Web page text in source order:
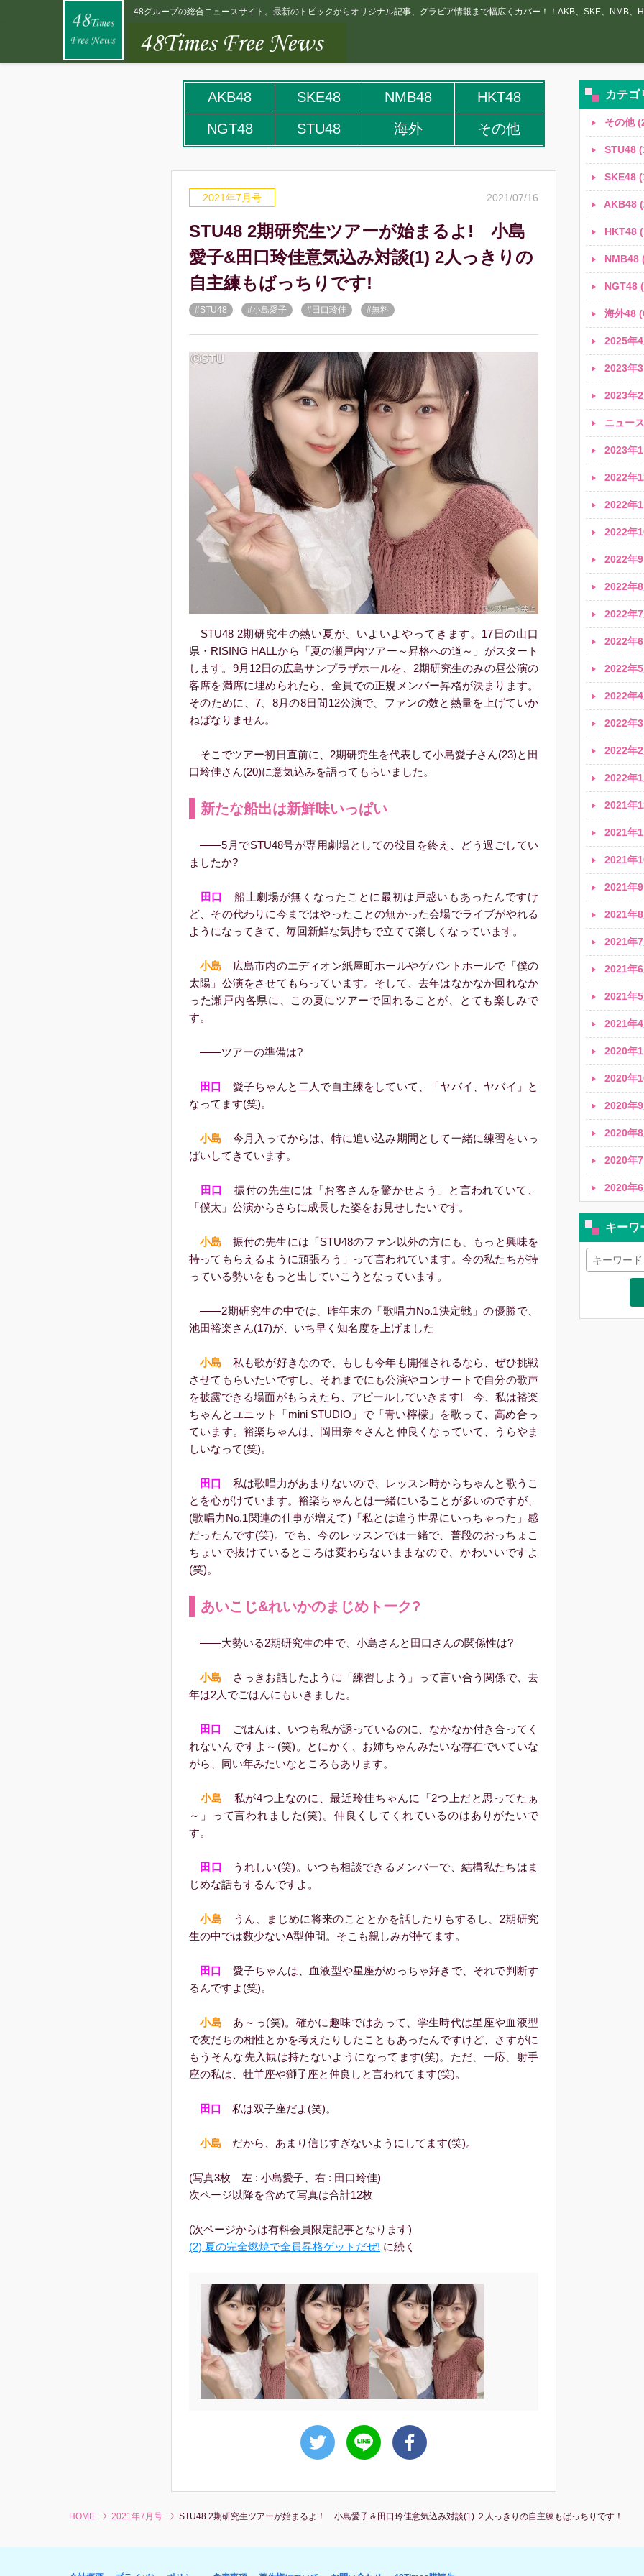
48グループの総合ニュースサイト。最新のトピックからオリジナル記事、グラビア情報まで幅広くカバー！！AKB、SKE、NMB、
AKB48 SKE48 NMB48
HKT48
NGT48
STU48 海外 その他
2021年7月号 2021/07/16
STU48 2期研究生ツアーが始まるよ! 小島
愛子&田口玲佳意気込み対談(1) 2人っきりの
自主練もばっちりです!
#STU48 #小島愛子 #田口玲佳 #無料
STU48 2期研究生の熱い夏が、いよいよやってきます。17日の山口
県・RISING HALLから「夏の瀬戸内ツアー～昇格への道～」がスタート
します。9月12日の広島サンプラザホールを、2期研究生のみの昼公演の
客席を満席に埋められたら、全員での正規メンバー昇格が決まります。
そのために、7、8月の8日間12公演で、ファンの数と熱量を上げていか
ねばなりません。
そこでツアー初日直前に、2期研究生を代表して小島愛子さん(23)と田
口玲佳さん(20)に意気込みを語ってもらいました。
新たな船出は新鮮味いっぱい
――5月でSTU48号が専用劇場としての役目を終え、どう過ごしてい
ましたか?
田口
船上劇場が無くなったことに最初は戸惑いもあったんですけ
ど、その代わりに今まではやったことの無かった会場でライブがやれる
ようになってきて、毎回新鮮な気持ちで立てて楽しくなっています。
小島 広島市内のエディオン紙屋町ホールやゲバントホールで「僕の
太陽」公演をさせてもらっています。そして、去年はなかなか回れなか
った瀬戸内各県に、この夏にツアーで回れることが、とても楽しみで
す。
――ツアーの準備は?
田口
愛子ちゃんと二人で自主練をしていて、「ヤバイ、ヤバイ」と
なってます(笑)。
小島 今月入ってからは、特に追い込み期間として一緒に練習をいっ
ぱいしてきています。
田口
振付の先生には「お客さんを驚かせよう」と言われていて、
「僕太」公演からさらに成長した姿をお見せしたいです。
小島 振付の先生には「STU48のファン以外の方にも、もっと興味を
持ってもらえるように頑張ろう」って言われています。今の私たちが持
っている勢いをもっと出していこうとなっています。
――2期研究生の中では、昨年末の「歌唱力No.1決定戦」の優勝で、
池田裕楽さん(17)が、いち早く知名度を上げました
小島 私も歌が好きなので、もしも今年も開催されるなら、ぜひ挑戦
させてもらいたいですし、それまでにも公演やコンサートで自分の歌声
を披露できる場面がもらえたら、アピールしていきます! 今、私は裕楽
ちゃんとユニット「mini STUDIO」で「青い檸檬」を歌って、高め合っ
ています。裕楽ちゃんは、岡田奈々さんと仲良くなっていて、うらやま
しいなって(笑)。
田口
私は歌唱力があまりないので、レッスン時からちゃんと歌うこ
とを心がけています。裕楽ちゃんとは一緒にいることが多いのですが、
(歌唱力No.1関連の仕事が増えて)「私とは違う世界にいっちゃった」感
だったんです(笑)。でも、今のレッスンでは一緒で、普段のおっちょこ
ちょいで抜けているところは変わらないままなので、かわいいですよ
(笑)。
あいこじ&れいかのまじめトーク?
――大勢いる2期研究生の中で、小島さんと田口さんの関係性は?
小島 さっきお話したように「練習しよう」って言い合う関係で、去
年は2人でごはんにもいきました。
田口
ごはんは、いつも私が誘っているのに、なかなか付き合ってく
れないんですよ～(笑)。とにかく、お姉ちゃんみたいな存在でいていな
がら、同い年みたいなところもあります。
小島
私が4つ上なのに、最近玲佳ちゃんに「2つ上だと思ってたぁ
～」って言われました(笑)。仲良くしてくれているのはありがたいで
す。
田口
うれしい(笑)。いつも相談できるメンバーで、結構私たちはま
じめな話もするんですよ。
小島 うん、まじめに将来のこととかを話したりもするし、2期研究
生の中では数少ないA型仲間。そこも親しみが持てます。
田口
愛子ちゃんは、血液型や星座がめっちゃ好きで、それで判断す
るんですよ(笑)。
小島 あ～っ(笑)。確かに趣味ではあって、学生時代は星座や血液型
で友だちの相性とかを考えたりしたこともあったんですけど、さすがに
もうそんな先入観は持たないようになってます(笑)。ただ、一応、射手
座の私は、牡羊座や獅子座と仲良しと言われてます(笑)。
田口 私は双子座だよ(笑)。
小島 だから、あまり信じすぎないようにしてます(笑)。
(写真3枚 左 : 小島愛子、右 : 田口玲佳)
次ページ以降を含めて写真は合計12枚
(次ページからは有料会員限定記事となります)
(2) 夏の完全燃焼で全員昇格ゲットだぜ! に続く
カテゴ
その他
STU48
SKE48
AKB48
HKT48
NMB48
NGT48
海外48
2025年
2023年
2023年
ニュー
2023年
2022年
2022年
2022年
2022年
2022年
2022年
2022年
2022年
2022年
2022年
2022年
2022年
2021年
2021年
2021年
2021年
2021年
2021年
2021年
2021年
2021年
2020年
2020年
2020年
2020年
2020年
2020年
キーワ
HOME 2021年7月号 STU48 2期研究生ツアーが始まるよ！ 小島愛子＆田口玲佳意気込み対談(1) ２人っきりの自主練もばっちりです！